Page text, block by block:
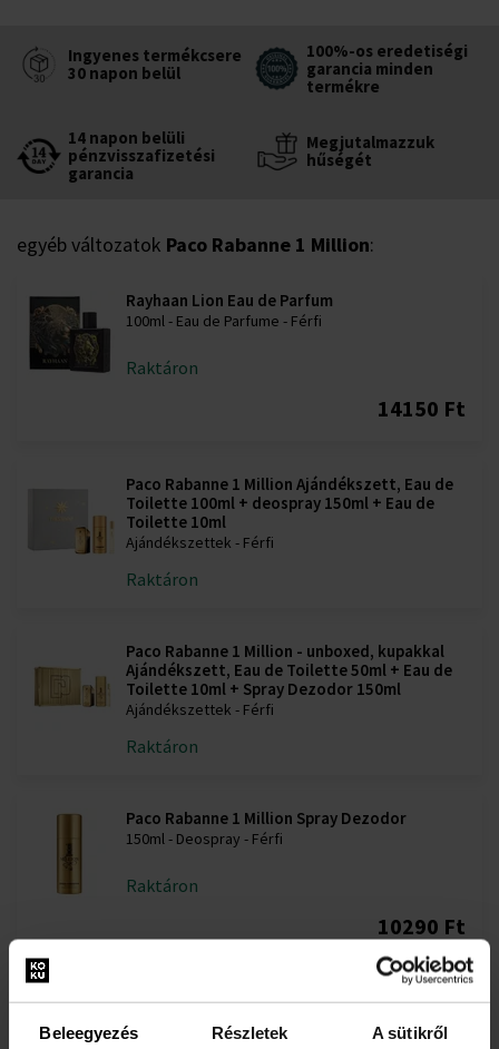
Beleegyezés Részletek A sütikről
Ingyenes termékcsere
30 napon belül
100%-os eredetiségi
garancia minden
termékre
14 napon belüli
pénzvisszafizetési
garancia
Megjutalmazzuk
hűségét
egyéb változatok Paco Rabanne 1 Million:
Rayhaan Lion Eau de Parfum
100ml - Eau de Parfume - Férfi
Raktáron
14150 Ft
Paco Rabanne 1 Million Ajándékszett, Eau de
Toilette 100ml + deospray 150ml + Eau de
Toilette 10ml
Ajándékszettek - Férfi
Raktáron
Paco Rabanne 1 Million - unboxed, kupakkal
Ajándékszett, Eau de Toilette 50ml + Eau de
Toilette 10ml + Spray Dezodor 150ml
Ajándékszettek - Férfi
Raktáron
Paco Rabanne 1 Million Spray Dezodor
150ml - Deospray - Férfi
Raktáron
10290 Ft
Paco Rabanne 1 Million - unboxed, kupakkal
Ajándékszett, Eau de Toilette 50ml + Eau de
Toilette 10ml